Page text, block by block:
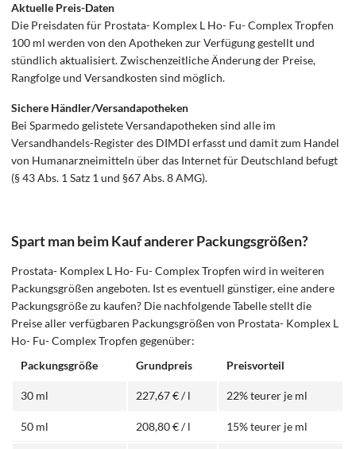
Aktuelle Preis-Daten
Die Preisdaten für Prostata- Komplex L Ho- Fu- Complex Tropfen
100 ml werden von den Apotheken zur Verfügung gestellt und
stündlich aktualisiert. Zwischenzeitliche Änderung der Preise,
Rangfolge und Versandkosten sind möglich.
Sichere Händler/Versandapotheken
Bei Sparmedo gelistete Versandapotheken sind alle im
Versandhandels-Register des DIMDI erfasst und damit zum Handel
von Humanarzneimitteln über das Internet für Deutschland befugt
(§ 43 Abs. 1 Satz 1 und §67 Abs. 8 AMG).
Spart man beim Kauf anderer Packungsgrößen?
Prostata- Komplex L Ho- Fu- Complex Tropfen wird in weiteren
Packungsgrößen angeboten. Ist es eventuell günstiger, eine andere
Packungsgröße zu kaufen? Die nachfolgende Tabelle stellt die
Preise aller verfügbaren Packungsgrößen von Prostata- Komplex L
Ho- Fu- Complex Tropfen gegenüber:
Packungsgröße
Grundpreis Preisvorteil
30 ml 227,67 € / l 22% teurer je ml
50 ml 208,80 € / l 15% teurer je ml